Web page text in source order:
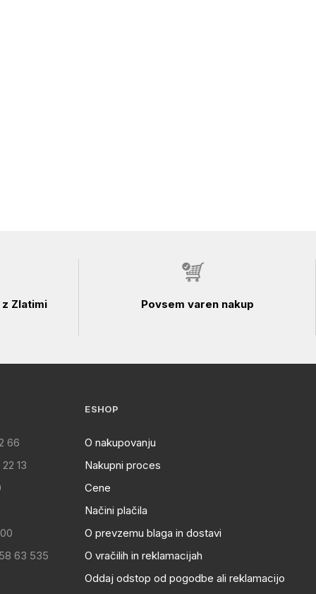
Zlatimi Povsem varen nakup
66
13
63 535
ESHOP
O nakupovanju
Nakupni proces
Cene
Načini plačila
O prevzemu blaga in dostavi
O vračilih in reklamacijah
Oddaj odstop od pogodbe ali reklamacijo